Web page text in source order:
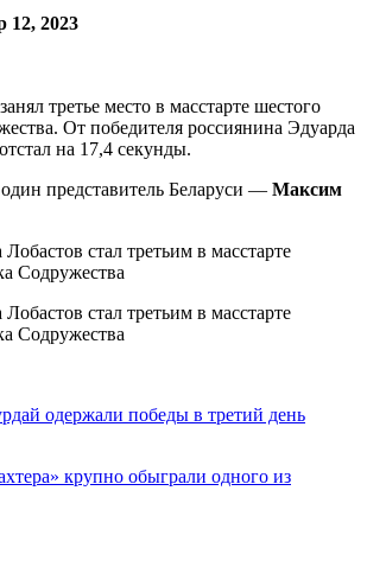
12, 2023
занял третье место в масстарте шестого
От победителя россиянина Эдуарда
на 17,4 секунды.
представитель Беларуси — Максим
одержали победы в третий день
крупно обыграли одного из